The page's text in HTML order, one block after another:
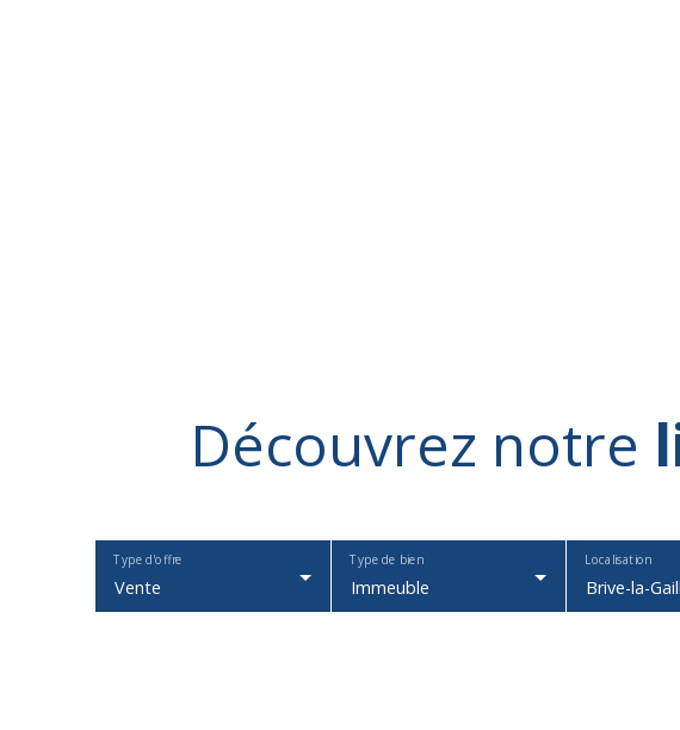
Découvrez notre
Vente
Type d'offre
Immeuble
Type de bien Localisation